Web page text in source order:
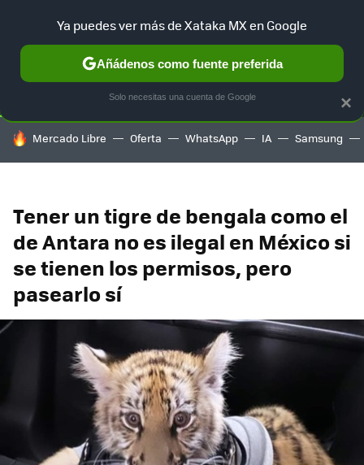
SELECCIÓN GAMING HOME AUTO TERRITORIO
HOY SE HABLA DE
Mercado Libre Oferta WhatsApp IA Samsung
Tener un tigre de bengala como el
de Antara no es ilegal en México si
se tienen los permisos, pero
pasearlo sí
×
Ya puedes ver más de Xataka MX en Google
Añádenos como fuente preferida
Solo necesitas una cuenta de Google